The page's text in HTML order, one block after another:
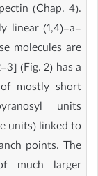
(Chap. 4).
linear (1,4)-a-
molecules are
(Fig. 2) has a
mostly short
units
units) linked to
points. The
much larger